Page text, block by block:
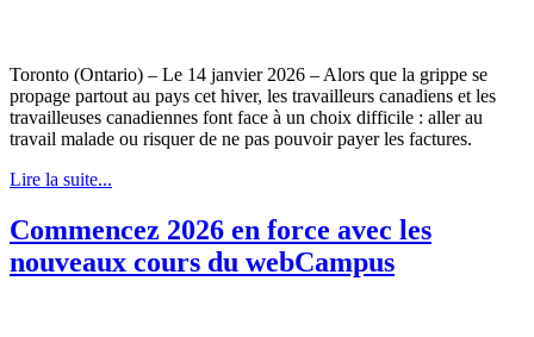
Toronto (Ontario) – Le 14 janvier 2026 – Alors que la grippe se
propage partout au pays cet hiver, les travailleurs canadiens et les
travailleuses canadiennes font face à un choix difficile : aller au
travail malade ou risquer de ne pas pouvoir payer les factures.
Lire la suite...
Commencez 2026 en force avec les
nouveaux cours du webCampus